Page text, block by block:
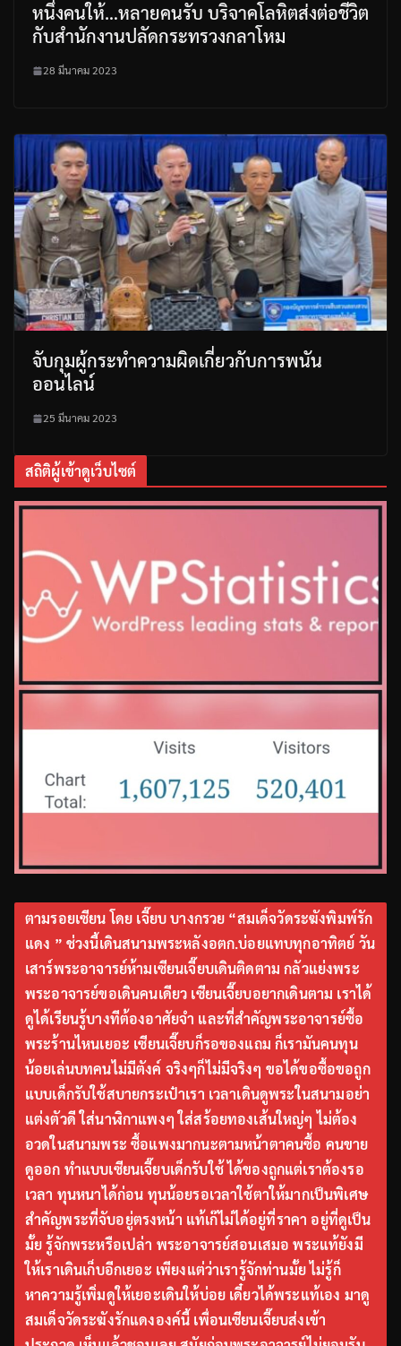
หนึ่งคนให้…หลายคนรับ บริจาคโลหิตส่งต่อชีวิต
กับสำนักงานปลัดกระทรวงกลาโหม
28 มีนาคม 2023
จับกุมผู้กระทำความผิดเกี่ยวกับการพนัน
ออนไลน์
25 มีนาคม 2023
สถิติผู้เข้าดูเว็บไซต์
ตามรอยเซียน โดย เจี๊ยบ บางกรวย “สมเด็จวัดระฆังพิมพ์รัก
แดง ” ช่วงนี้เดินสนามพระหลังอตก.บ่อยแทบทุกอาทิตย์ วัน
เสาร์พระอาจารย์ห้ามเซียนเจี๊ยบเดินติดตาม กลัวแย่งพระ
พระอาจารย์ขอเดินคนเดียว เซียนเจี๊ยบอยากเดินตาม เราได้
ดูได้เรียนรู้บางทีต้องอาศัยจำ และที่สำคัญพระอาจารย์ซื้อ
พระร้านไหนเยอะ เซียนเจี๊ยบก็รอของแถม ก็เรามันคนทุน
น้อยเล่นบทคนไม่มีตังค์ จริงๆก็ไม่มีจริงๆ ขอได้ขอซื้อขอถูก
แบบเด็กรับใช้สบายกระเป๋าเรา เวลาเดินดูพระในสนามอย่า
แต่งตัวดี ใส่นาฬิกาแพงๆ ใส่สร้อยทองเส้นใหญ่ๆ ไม่ต้อง
อวดในสนามพระ ซื้อแพงมากนะตามหน้าตาคนซื้อ คนขาย
ดูออก ทำแบบเซียนเจี๊ยบเด็กรับใช้ ได้ของถูกแต่เราต้องรอ
เวลา ทุนหนาได้ก่อน ทุนน้อยรอเวลาใช้ตาให้มากเป็นพิเศษ
สำคัญพระที่จับอยู่ตรงหน้า แท้เก๊ไม่ได้อยู่ที่ราคา อยู่ที่ดูเป็น
มั้ย รู้จักพระหรือเปล่า พระอาจารย์สอนเสมอ พระแท้ยังมี
ให้เราเดินเก็บอีกเยอะ เพียงแต่ว่าเรารู้จักท่านมั้ย ไม่รู้ก็
หาความรู้เพิ่มดูให้เยอะเดินให้บ่อย เดี๋ยวได้พระแท้เอง มาดู
สมเด็จวัดระฆังรักแดงองค์นี้ เพื่อนเซียนเจี๊ยบส่งเข้า